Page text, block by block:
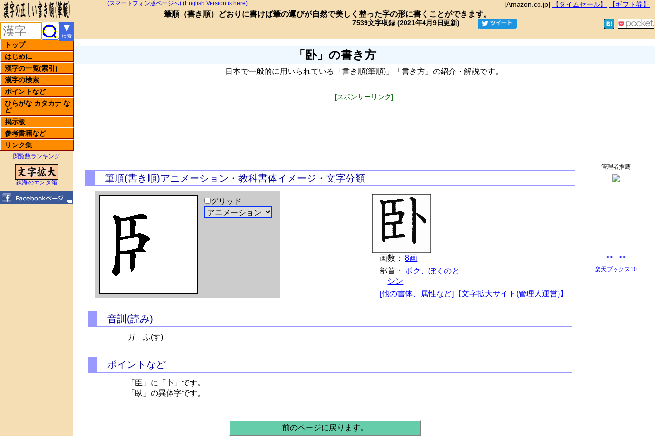
[Amazon.co.jp] 【タイムセール】 【ギフト券】
(スマートフォン版ページへ) (English Version is here)
筆順（書き順）どおりに書けば筆の運びが自然で美しく整った字の形に書くことができます。
7539文字収録 (2021年4月9日更新)
▼
検索
トップ
はじめに
漢字の一覧(索引)
漢字の検索
ポイントなど
ひらがな カタカナ な
ど
掲示板
参考書籍など
リンク集
閲覧数ランキング
鉄海のエンタ箱
「卧」の書き方
日本で一般的に用いられている「書き順(筆順)」「書き方」の紹介・解説です。
[スポンサーリンク]
筆順(書き順)アニメーション・教科書体イメージ・文字分類
グリッド
画数：8画
部首： ボク、ぼくのと
シン
[他の書体、属性など]【文字拡大サイト(管理人運営)】
音訓(読み)
ガふ(す)
ポイントなど
「臣」に「卜」です。
「臥」の異体字です。
前のページに戻ります。
管理者推薦
<<
>>
楽天ブックス10